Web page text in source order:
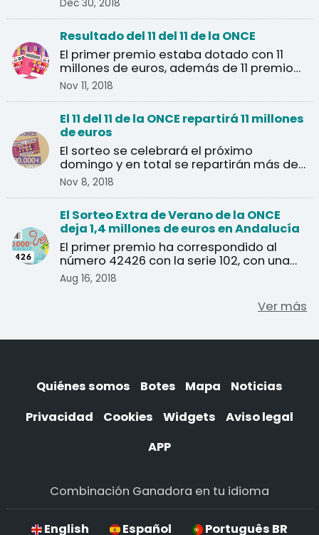
Dec 30, 2018
Resultado del 11 del 11 de la ONCE
El primer premio estaba dotado con 11
millones de euros, además de 11 premios
de un millón de euros.
Nov 11, 2018
El 11 del 11 de la ONCE repartirá 11 millones
de euros
El sorteo se celebrará el próximo
domingo y en total se repartirán más de
Nov 8, 2018
El Sorteo Extra de Verano de la ONCE
deja 1,4 millones de euros en Andalucía
El primer premio ha correspondido al
número 42426 con la serie 102, con una
dotación de 20 millo ...
Aug 16, 2018
Ver más
Quiénes somos Botes Mapa
Noticias
Privacidad
Cookies Widgets
Aviso legal
APP
Combinación Ganadora en tu idioma
English Español Português BR